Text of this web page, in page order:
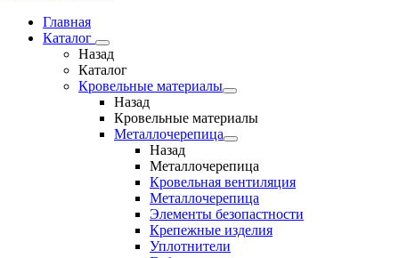
Главная
Каталог
Назад
Каталог
Кровельные материалы
Назад
Кровельные материалы
Металлочерепица
Назад
Металлочерепица
Кровельная вентиляция
Металлочерепица
Элементы безопастности
Крепежные изделия
Уплотнители